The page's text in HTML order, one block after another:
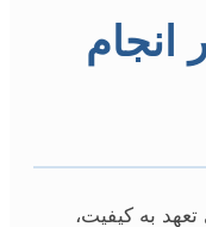
انجام
به کیفیت،